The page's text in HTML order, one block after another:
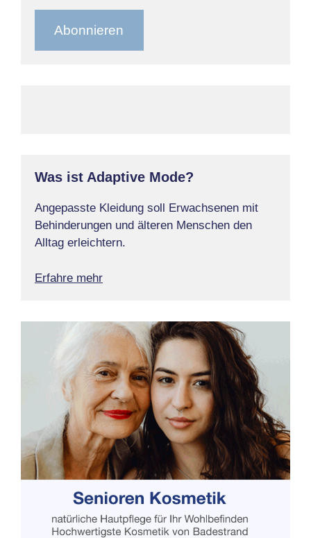
Abonnieren
Was ist Adaptive Mode?
Angepasste Kleidung soll Erwachsenen mit
Behinderungen und älteren Menschen den
Alltag erleichtern.
Erfahre mehr